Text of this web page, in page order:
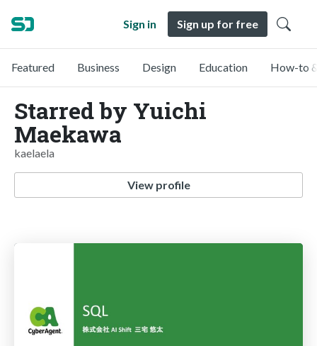
Sign in Sign up for free
Featured Business Design Education How-to
Starred by Yuichi
Maekawa
kaelaela
View profile